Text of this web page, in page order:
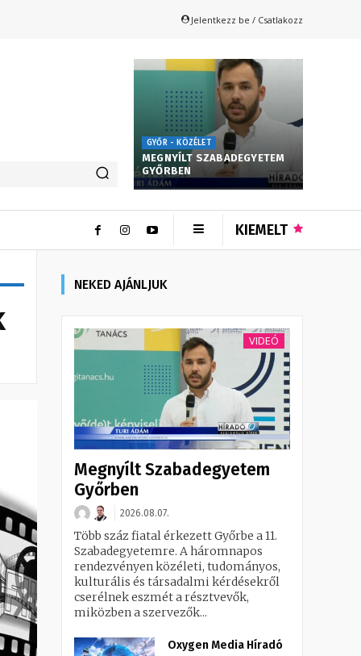
Jelentkezz be / Csatlakozz
GYŐR - KÖZÉLET
MEGNYÍLT SZABADEGYETEM
GYŐRBEN
KIEMELT
NEKED AJÁNLJUK
VIDEÓ
Megnyílt Szabadegyetem
Győrben
2026.08.07.
Több száz fiatal érkezett Győrbe a 11.
Szabadegyetemre. A háromnapos
rendezvényen közéleti, tudományos,
kulturális és társadalmi kérdésekről
cserélnek eszmét a résztvevők,
miközben a szervezők...
Oxygen Media Híradó